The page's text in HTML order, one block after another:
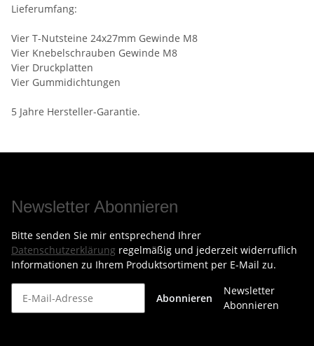
Lieferumfang:
Vier T-Nutsteine 24x27mm Gewinde M8
Vier Knebelschrauben Gewinde M8
Vier Druckplatten
Vier Gummidichtungen
5 Jahre Hersteller-Garantie.
Newsletter Abonnieren
Bitte senden Sie mir entsprechend Ihrer
Datenschutzerklärung regelmäßig und jederzeit widerruflich
Informationen zu Ihrem Produktsortiment per E-Mail zu.
Abonnieren
Newsletter
Abonnieren